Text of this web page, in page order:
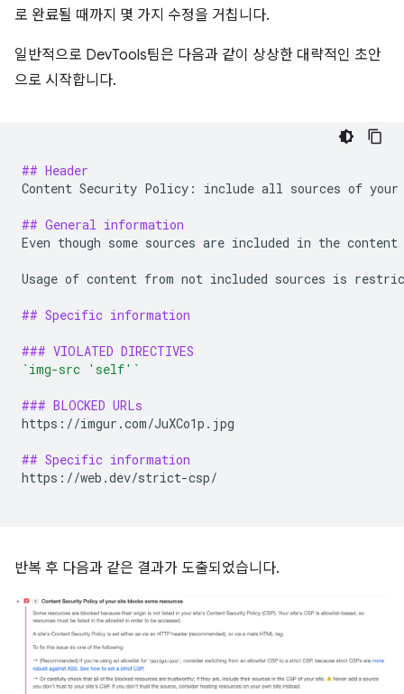
로 완료될 때까지 몇 가지 수정을 거칩니다.
일반적으로 DevTools팀은 다음과 같이 상상한 대략적인 초안
으로 시작합니다.
## Header
Content Security Policy: include all sources of
## General information
Even though some sources are included in the
Usage of content from not included sources is
## Specific information
### VIOLATED DIRECTIVES
`img-src 'self'`
### BLOCKED URLs
https://imgur.com/JuXCo1p.jpg
## Specific information
https://web.dev/strict-csp/
반복 후 다음과 같은 결과가 도출되었습니다.